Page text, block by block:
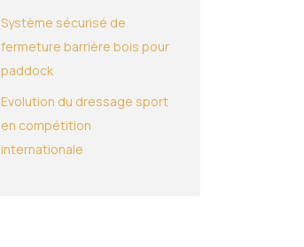
Système sécurisé de
fermeture barrière bois pour
paddock
Evolution du dressage sport
en compétition
internationale